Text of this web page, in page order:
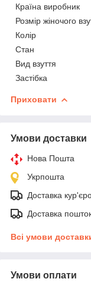
Країна виробник
Розмір жіночого
Колір
Стан
Вид взуття
Застібка
Приховати
Умови доставки
Нова Пошта
Укрпошта
Доставка
Доставка
Всі умови
Умови оплати